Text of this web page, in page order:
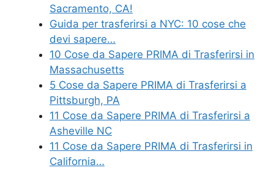
Sacramento, CA!
Guida per trasferirsi a NYC: 10 cose che
devi sapere…
10 Cose da Sapere PRIMA di Trasferirsi in
Massachusetts
5 Cose da Sapere PRIMA di Trasferirsi a
Pittsburgh, PA
11 Cose da Sapere PRIMA di Trasferirsi a
Asheville NC
11 Cose da Sapere PRIMA di Trasferirsi in
California…